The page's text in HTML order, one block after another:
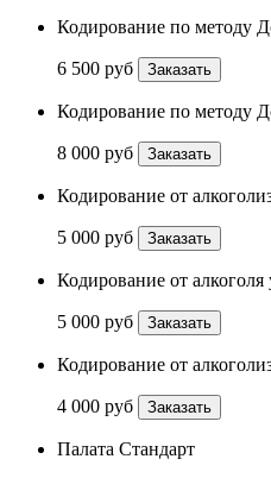
Кодирование по методу
6 500 руб Заказать
Кодирование по методу
8 000 руб Заказать
Кодирование от
5 000 руб Заказать
Кодирование от алкоголя
5 000 руб Заказать
Кодирование от
4 000 руб Заказать
Палата Стандарт